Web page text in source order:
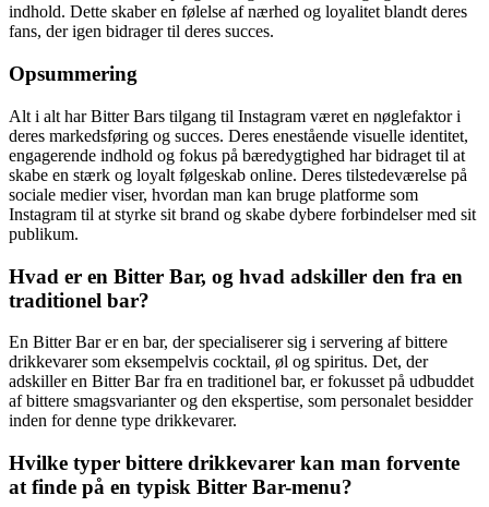
indhold. Dette skaber en følelse af nærhed og loyalitet blandt deres
fans, der igen bidrager til deres succes.
Opsummering
Alt i alt har Bitter Bars tilgang til Instagram været en nøglefaktor i
deres markedsføring og succes. Deres enestående visuelle identitet,
engagerende indhold og fokus på bæredygtighed har bidraget til at
skabe en stærk og loyalt følgeskab online. Deres tilstedeværelse på
sociale medier viser, hvordan man kan bruge platforme som
Instagram til at styrke sit brand og skabe dybere forbindelser med sit
publikum.
Hvad er en Bitter Bar, og hvad adskiller den fra en
traditionel bar?
En Bitter Bar er en bar, der specialiserer sig i servering af bittere
drikkevarer som eksempelvis cocktail, øl og spiritus. Det, der
adskiller en Bitter Bar fra en traditionel bar, er fokusset på udbuddet
af bittere smagsvarianter og den ekspertise, som personalet besidder
inden for denne type drikkevarer.
Hvilke typer bittere drikkevarer kan man forvente
at finde på en typisk Bitter Bar-menu?